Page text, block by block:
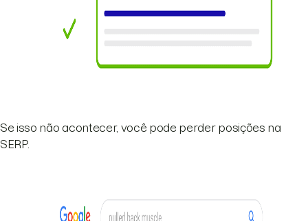
Se isso não acontecer, você pode perder posições na
SERP.